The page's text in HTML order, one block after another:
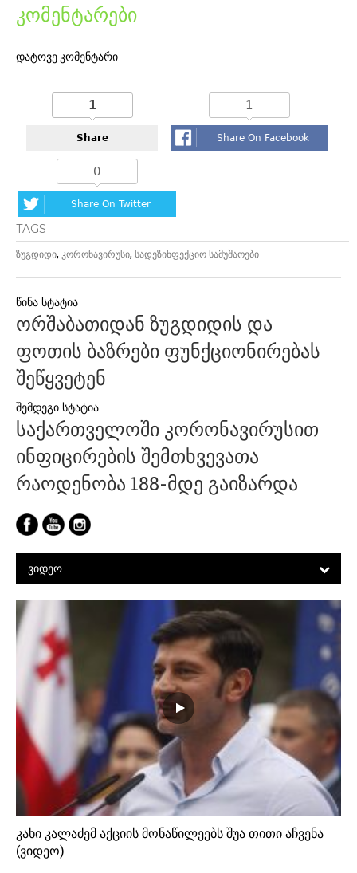
კომენტარები
დატოვე კომენტარი
1
Share
1
Share On Facebook
0
Share On Twitter
TAGS
ზუგდიდი, კორონავირუსი, სადეზინფექციო სამუშაოები
პოსტის
ნავიგაცია
ორშაბათიდან ზუგდიდის და
ფოთის ბაზრები ფუნქციონირებას
შეწყვეტენ
საქართველოში კორონავირუსით
ინფიცირების შემთხვევათა
რაოდენობა 188-მდე გაიზარდა
ᲕᲘᲓᲔᲝ
კახი კალაძემ აქციის მონაწილეებს შუა თითი აჩვენა
(ვიდეო)